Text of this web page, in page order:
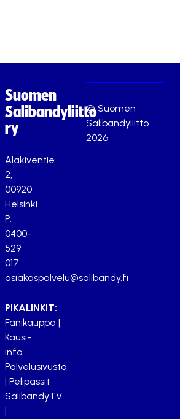
Suomen
Salibandyliitto
ry
Alakiventie
2,
00920
Helsinki
P.
0400-
529
017
asiakaspalvelu@salibandy.fi
PIKALINKIT:
Fanikauppa |
Kausi-
info
Palvelusivusto
| Pelipassit
SalibandyTV
|
© Suomen
Salibandyliitto
2026